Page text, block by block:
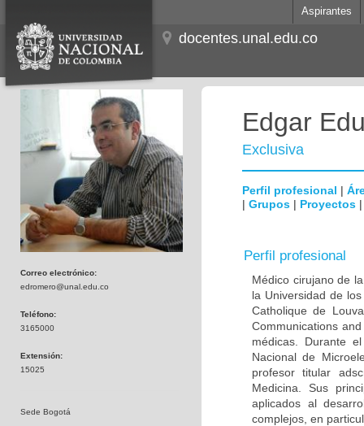
Aspirantes
docentes.unal.edu.co
Correo electrónico:
edromero@unal.edu.co
Teléfono:
3165000
Extensión:
15025
Sede Bogotá
Edgar
Exclusiva
Perfil profesional |
| Grupos | Proyectos
Perfil profesional
Médico cirujano de
la Universidad de
Catholique de
Communications
médicas. Durante
Nacional de
profesor titular
Medicina. Sus
aplicados al
complejos, en